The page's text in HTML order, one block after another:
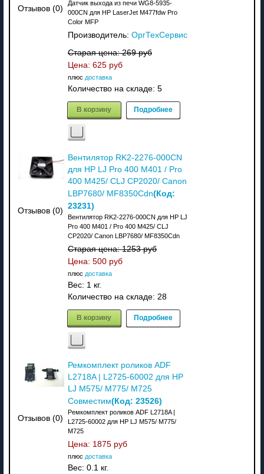
Отзывов (0)
Датчик выхода из печи WG8-5935-
000CN для HP LaserJet M477fdw Pro
Color MFP
Производитель: ОргТехСервис
Старая цена:269 руб
Цена: 625 руб
плюс доставка
Количество на складе: 5
В корзину Подробнее
Отзывов (0)
Вентилятор RK2-2276-000CN
для HP LJ Pro 400 M401 / Pro
400 M425/ CLJ CP2020/ Canon
LBP7680/ MF8350Cdn(Код:
23231)
Вентилятор RK2-2276-000CN для HP LJ
Pro 400 M401 / Pro 400 M425/ CLJ
CP2020/ Canon LBP7680/ MF8350Cdn
Старая цена:1253 руб
Цена: 500 руб
плюс доставка
Вес: 1 кг.
Количество на складе: 28
В корзину Подробнее
Отзывов (0)
Ремкомплект роликов ADF
L2718A | L2725-60002 для HP
LJ M575/ M775/ M725
Совместим(Код: 23526)
Ремкомплект роликов ADF L2718A |
L2725-60002 для HP LJ M575/ M775/
M725
Цена: 1875 руб
плюс доставка
Вес: 0.1 кг.